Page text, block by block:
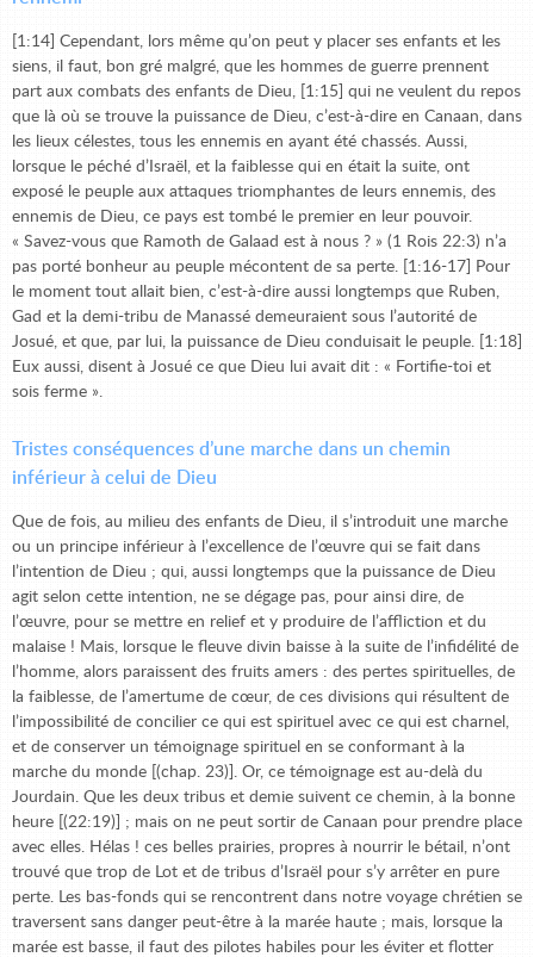
[1:14] Cependant, lors même qu’on peut y placer ses enfants et les
siens, il faut, bon gré malgré, que les hommes de guerre prennent
part aux combats des enfants de Dieu, [1:15] qui ne veulent du repos
que là où se trouve la puissance de Dieu, c’est-à-dire en Canaan, dans
les lieux célestes, tous les ennemis en ayant été chassés. Aussi,
lorsque le péché d’Israël, et la faiblesse qui en était la suite, ont
exposé le peuple aux attaques triomphantes de leurs ennemis, des
ennemis de Dieu, ce pays est tombé le premier en leur pouvoir.
« Savez-vous que Ramoth de Galaad est à nous ? » (1 Rois 22:3) n’a
pas porté bonheur au peuple mécontent de sa perte. [1:16-17] Pour
le moment tout allait bien, c’est-à-dire aussi longtemps que Ruben,
Gad et la demi-tribu de Manassé demeuraient sous l’autorité de
Josué, et que, par lui, la puissance de Dieu conduisait le peuple. [1:18]
Eux aussi, disent à Josué ce que Dieu lui avait dit : « Fortifie-toi et
sois ferme ».
Tristes conséquences d’une marche dans un chemin
inférieur à celui de Dieu
Que de fois, au milieu des enfants de Dieu, il s’introduit une marche
ou un principe inférieur à l’excellence de l’œuvre qui se fait dans
l’intention de Dieu ; qui, aussi longtemps que la puissance de Dieu
agit selon cette intention, ne se dégage pas, pour ainsi dire, de
l’œuvre, pour se mettre en relief et y produire de l’affliction et du
malaise ! Mais, lorsque le fleuve divin baisse à la suite de l’infidélité de
l’homme, alors paraissent des fruits amers : des pertes spirituelles, de
la faiblesse, de l’amertume de cœur, de ces divisions qui résultent de
l’impossibilité de concilier ce qui est spirituel avec ce qui est charnel,
et de conserver un témoignage spirituel en se conformant à la
marche du monde [(chap. 23)]. Or, ce témoignage est au-delà du
Jourdain. Que les deux tribus et demie suivent ce chemin, à la bonne
heure [(22:19)] ; mais on ne peut sortir de Canaan pour prendre place
avec elles. Hélas ! ces belles prairies, propres à nourrir le bétail, n’ont
trouvé que trop de Lot et de tribus d’Israël pour s’y arrêter en pure
perte. Les bas-fonds qui se rencontrent dans notre voyage chrétien se
traversent sans danger peut-être à la marée haute ; mais, lorsque la
marée est basse, il faut des pilotes habiles pour les éviter et flotter